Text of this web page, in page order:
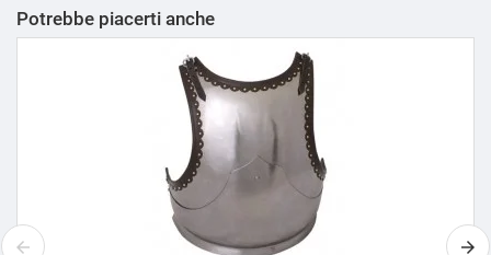
Potrebbe piacerti anche